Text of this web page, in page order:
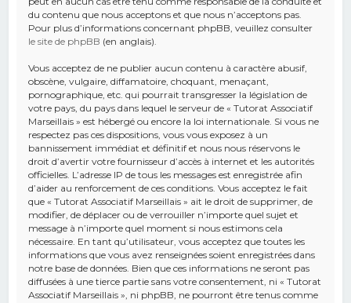
du contenu que nous acceptons et que nous n’acceptons pas.
Pour plus d’informations concernant phpBB, veuillez consulter
le site de phpBB (en anglais).
Vous acceptez de ne publier aucun contenu à caractère abusif,
obscène, vulgaire, diffamatoire, choquant, menaçant,
pornographique, etc. qui pourrait transgresser la législation de
votre pays, du pays dans lequel le serveur de « Tutorat Associatif
Marseillais » est hébergé ou encore la loi internationale. Si vous ne
respectez pas ces dispositions, vous vous exposez à un
bannissement immédiat et définitif et nous nous réservons le
droit d’avertir votre fournisseur d’accès à internet et les autorités
officielles. L’adresse IP de tous les messages est enregistrée afin
d’aider au renforcement de ces conditions. Vous acceptez le fait
que « Tutorat Associatif Marseillais » ait le droit de supprimer, de
modifier, de déplacer ou de verrouiller n’importe quel sujet et
message à n’importe quel moment si nous estimons cela
nécessaire. En tant qu’utilisateur, vous acceptez que toutes les
informations que vous avez renseignées soient enregistrées dans
notre base de données. Bien que ces informations ne seront pas
diffusées à une tierce partie sans votre consentement, ni « Tutorat
Associatif Marseillais », ni phpBB, ne pourront être tenus comme